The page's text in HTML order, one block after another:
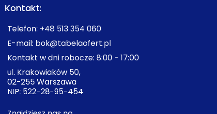
Kontakt:
Telefon: +48 513 354 060
E-mail: bok@tabelaofert.pl
Kontakt w dni robocze: 8:00 - 17:00
ul. Krakowiaków 50,
02-255 Warszawa
NIP: 522-28-95-454